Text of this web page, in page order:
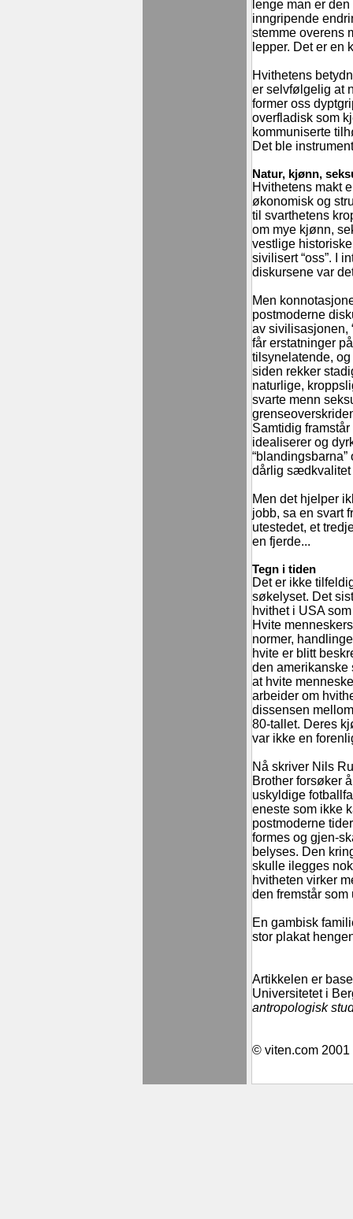
lenge man er
inngripende
stemme overens
lepper. Det er en
Hvithetens
er selvfølgelig at
former oss
overfladisk som
kommuniserte
Det ble
Natur, kjønn,
Hvithetens makt
økonomisk og
til svarthetens
om mye kjønn,
vestlige
sivilisert “oss”. I
diskursene var
Men
postmoderne
av sivilisasjonen,
får erstatninger
tilsynelatende,
siden rekker
naturlige,
svarte menn
Samtidig
idealiserer og
dårlig sædkvalitet
Men det hjelper
jobb, sa en svart
utestedet, et
en fjerde...
Tegn i tiden
Det er ikke
søkelyset. Det
hvithet i USA
Hvite
normer,
hvite er blitt
den amerikanske
at hvite
arbeider om
dissensen
80-tallet. Deres
var ikke en
Nå skriver Nils
Brother forsøker
uskyldige
eneste som ikke
postmoderne
formes og gjen-
belyses. Den
skulle ilegges
hvitheten virker
den fremstår som
En gambisk
stor plakat
Artikkelen er
Universitetet i
antropologisk
© viten.com 2001